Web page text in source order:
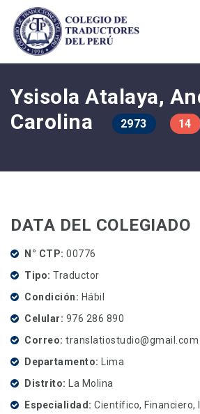
Ysisola Atalaya,
Carolina
2973 14
DATA DEL COLEGIADO
N° CTP 00776
Tipo Traductor
Condición
Hábil
Celular
976 286 890
Correo translatiostudio@gmail.com
Departamento Lima
Distrito La Molina
Especialidad Científico, Financiero,